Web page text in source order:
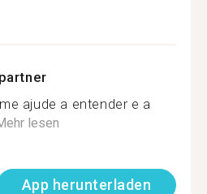
ajude a entender e a
lesen
App herunterladen